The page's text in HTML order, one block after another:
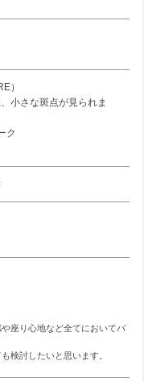
）
小さな斑点が見られま
ク
座り心地など全てにおいてバ
検討したいと思います。